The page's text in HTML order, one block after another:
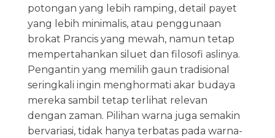
potongan yang lebih ramping, detail payet
yang lebih minimalis, atau penggunaan
brokat Prancis yang mewah, namun tetap
mempertahankan siluet dan filosofi aslinya.
Pengantin yang memilih gaun tradisional
seringkali ingin menghormati akar budaya
mereka sambil tetap terlihat relevan
dengan zaman. Pilihan warna juga semakin
bervariasi, tidak hanya terbatas pada warna-